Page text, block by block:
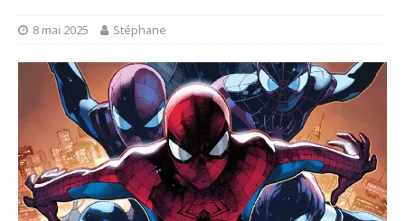
8 mai 2025 Stéphane